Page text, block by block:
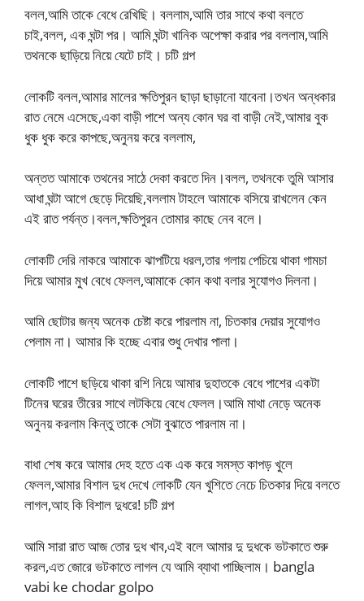
বলল,আমি তাকে বেধে রেখিছি। বললাম,আমি তার সাথে কথা বলতে
চাই,বলল, এক ঘন্টা পর। আমি ঘন্টা খানিক অপেক্ষা করার পর বললাম,আমি
তথনকে ছাড়িয়ে নিয়ে যেটে চাই। চটি গল্প
লোকটি বলল,আমার মালের ক্ষতিপুরন ছাড়া ছাড়ানো যাবেনা।তখন অন্ধকার
রাত নেমে এসেছে,একা বাড়ী পাশে অন্য কোন ঘর বা বাড়ী নেই,আমার বুক
ধুক ধুক করে কাপছে,অনুনয় করে বললাম,
অন্তত আমাকে তথনের সাঠে দেকা করতে দিন।বলল, তথনকে তুমি আসার
আধা ঘন্টা আগে ছেড়ে দিয়েছি,বললাম টাহলে আমাকে বসিয়ে রাখলেন কেন
এই রাত পর্যন্ত।বলল,ক্ষতিপুরন তোমার কাছে নেব বলে।
লোকটি দেরি নাকরে আমাকে ঝাপটিয়ে ধরল,তার গলায় পেচিয়ে থাকা গামচা
দিয়ে আমার মুখ বেধে ফেলল,আমাকে কোন কথা বলার সুযোগও দিলনা।
আমি ছোটার জন্য অনেক চেষ্টা করে পারলাম না, চিতকার দেয়ার সুযোগও
পেলাম না। আমার কি হচ্ছে এবার শুধু দেখার পালা।
লোকটি পাশে ছড়িয়ে থাকা রশি নিয়ে আমার দুহাতকে বেধে পাশের একটা
টিনের ঘরের তীরের সাথে লটকিয়ে বেধে ফেলল।আমি মাথা নেড়ে অনেক
অনুনয় করলাম কিন্তু তাকে সেটা বুঝাতে পারলাম না।
বাধা শেষ করে আমার দেহ হতে এক এক করে সমস্ত কাপড় খুলে
ফেলল,আমার বিশাল দুধ দেখে লোকটি যেন খুশিতে নেচে চিতকার দিয়ে বলতে
লাগল,আহ কি বিশাল দুধরে! চটি গল্প
আমি সারা রাত আজ তোর দুধ খাব,এই বলে আমার দু দুধকে ভটকাতে শুরু
করল,এত জোরে ভটকাতে লাগল যে আমি ব্যাথা পাচ্ছিলাম। bangla
vabi ke chodar golpo